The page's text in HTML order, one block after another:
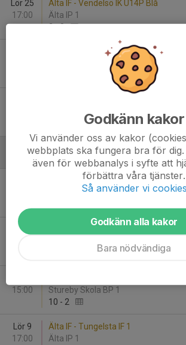
Lör 25
17:00
Älta IF - Vendelsö IK U14P Blå
Älta IP 1
2-0
Järla IF FK Gul - Älta IF
Älta IF - Skogås-Trångsunds FF Vit
Sön 3
15:00
Stureby Skola BP 1
10 - 2
Lör 9
17:00
Älta IF - Tungelsta IF 1
Älta IP 1
Godkänn kakor
Vi använder oss av kakor
webbplats ska fungera bra för dig.
även för webbanalys i syfte att
förbättra våra tjänster.
Så använder vi cookies
Godkänn alla kakor
Bara nödvändiga